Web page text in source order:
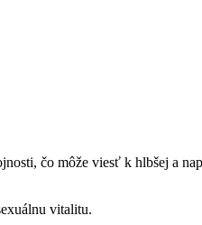
čo môže viesť k hlbšej a
vitalitu.